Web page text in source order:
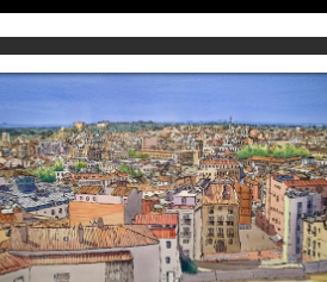
PANORAMICA GARDENY
Maite Farreres
3.800€